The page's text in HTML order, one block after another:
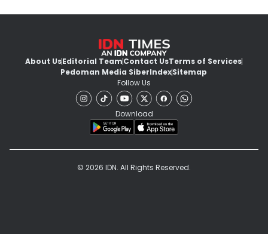
About UsEditorial TeamContact UsTerms of Services
Pedoman Media SiberIndexSitemap
Follow Us
Download
© 2026 IDN. All Rights Reserved.